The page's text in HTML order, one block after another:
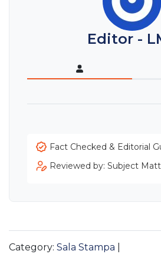
Editor -
Fact Checked & Editorial
Reviewed by: Subject
Category: Sala Stampa